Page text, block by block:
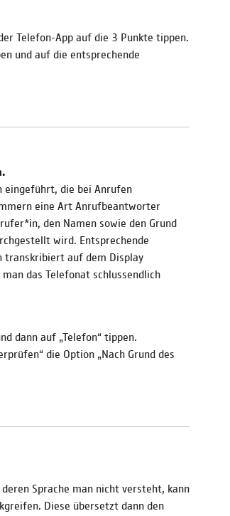
Telefon-App auf die 3 Punkte tippen.
und auf die entsprechende
eingeführt, die bei Anrufen
eine Art Anrufbeantworter
den Namen sowie den Grund
wird. Entsprechende
transkribiert auf dem Display
das Telefonat schlussendlich
dann auf „Telefon“ tippen.
die Option „Nach Grund des
Sprache man nicht versteht, kann
Diese übersetzt dann den